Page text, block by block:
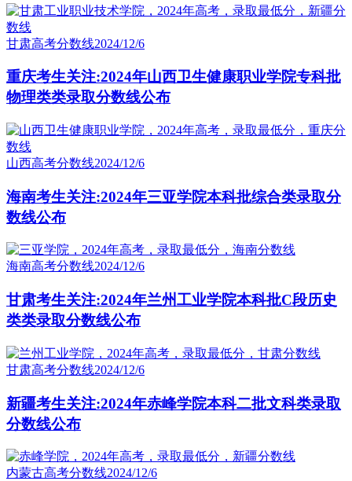
甘肃高考分数线2024/12/6
重庆考生关注:2024年山西卫生健康职业学院专科批
物理类类录取分数线公布
山西高考分数线2024/12/6
海南考生关注:2024年三亚学院本科批综合类录取分
数线公布
海南高考分数线2024/12/6
甘肃考生关注:2024年兰州工业学院本科批C段历史
类类录取分数线公布
甘肃高考分数线2024/12/6
新疆考生关注:2024年赤峰学院本科二批文科类录取
分数线公布
内蒙古高考分数线2024/12/6